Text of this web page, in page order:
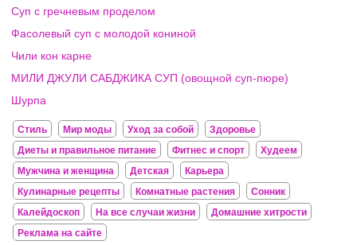
Суп с гречневым проделом
Фасолевый суп с молодой кониной
Чили кон карне
МИЛИ ДЖУЛИ САБДЖИКА СУП (овощной суп-пюре)
Шурпа
Стиль Мир моды Уход за собой
Здоровье
Диеты и правильное питание
Фитнес и спорт
Худеем
Мужчина и женщина
Детская
Карьера
Кулинарные рецепты
Комнатные растения
Сонник
Калейдоскоп
На все случаи жизни
Домашние хитрости
Реклама на сайте